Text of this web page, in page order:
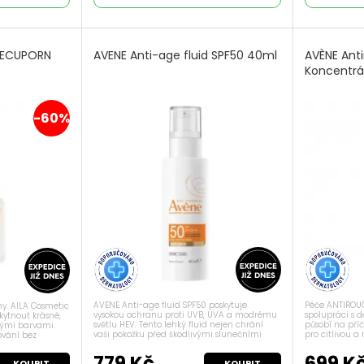
-60%
AILA Cosmetic
krásné,
barvami.
bez
odlakovač
AVENE Anti-age fluid SPF50 40ml
AVENE Anti-age fluid SPF50 poskytuje
vysokou ochranu proti UVB, UVA a modrému
světlu HEV. Tento lehký fluid nejen chrání
vaši pokožku před škodlivými slunečními
zlepšuje pevnost pokožky. Díky hydratačním...
AVÈNE
Péče
spolupráci s
působí na
pro citlivou a
stávající